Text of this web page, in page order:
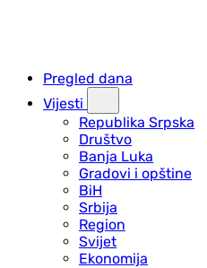
Pregled dana
Vijesti
Republika Srpska
Društvo
Banja Luka
Gradovi i opštine
BiH
Srbija
Region
Svijet
Ekonomija